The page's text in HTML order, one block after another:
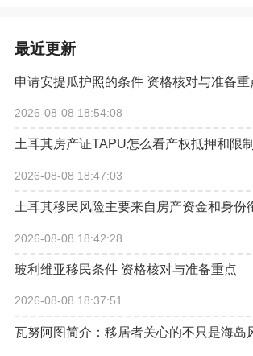
最近更新
申请安提瓜护照的条件 资格核对与准备重
2026-08-08 18:54:08
土耳其房产证TAPU怎么看产权抵押和限制
2026-08-08 18:47:03
土耳其移民风险主要来自房产资金和身份
2026-08-08 18:42:28
玻利维亚移民条件 资格核对与准备重点
2026-08-08 18:37:51
瓦努阿图简介：移居者关心的不只是海岛